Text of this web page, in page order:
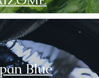
Blue